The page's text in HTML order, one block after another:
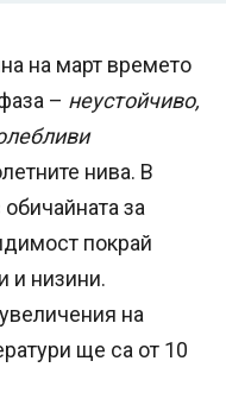
на март времето
– неустойчиво,
нива. В
за
покрай
и низини.
на
ще са от 10